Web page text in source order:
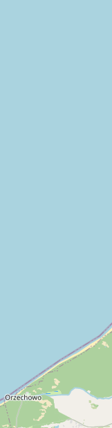
Explore more than 430,000
The map is useful for wind
Coverage and attribute
Read the FAQ for details
Explore 430,000+ wind
Weltweite Karte mit über
Carte mondiale de plus de
Mapa mundial con más de
Mappa mondiale con oltre
Wereldkaart met meer dan
Mapa świata z ponad 430
世界中の43万基以上の風車
全球风机地图，收录超过 43
Карта мира с более чем
Карта світу з понад 430